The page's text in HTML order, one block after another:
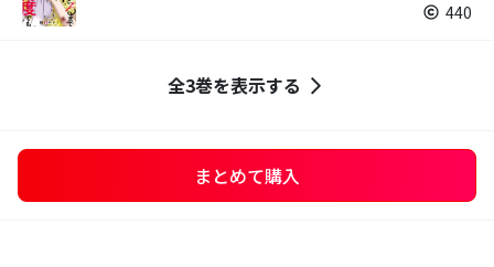
440
全3巻を表示する
まとめて購入